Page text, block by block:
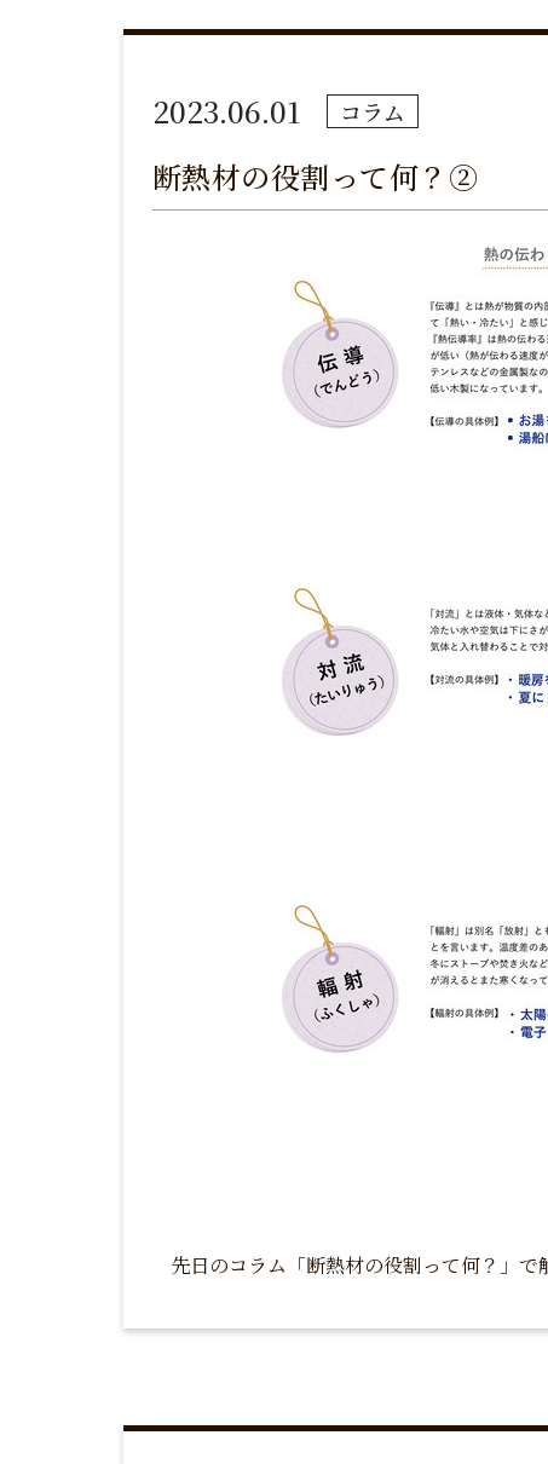
2023.06.01 コラム
断熱材の役割って何？②
先日のコラム「断熱材の役割って何？」で